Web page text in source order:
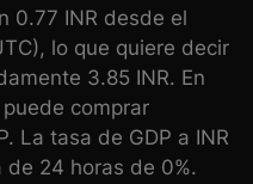
0.77 INR desde el
lo que quiere decir
3.85 INR. En
comprar
La tasa de GDP a INR
24 horas de 0%.